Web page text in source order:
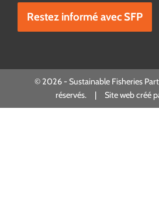
© 2026 - Sustainable Fisheries
réservés. | Site web créé